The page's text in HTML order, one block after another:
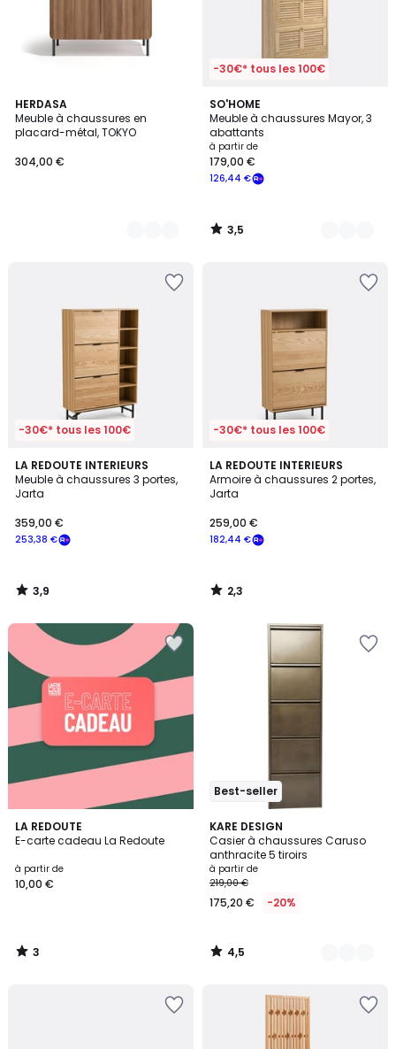
HERDASA
Meuble à chaussures en
placard-métal, TOKYO
304,00 €
3
Couleurs
-30€* tous les 100€
SO'HOME
Meuble à chaussures Mayor, 3
abattants
à partir de
126,44 €
179,00 €
3,5
/ 5
2
Couleurs
3,5
/
-30€* tous les 100€
LA REDOUTE INTERIEURS
Meuble à chaussures 3 portes,
Jarta
253,38 €
359,00 €
3,9
/ 5
3,9
/
-30€* tous les 100€
LA REDOUTE INTERIEURS
Armoire à chaussures 2 portes,
Jarta
182,44 €
259,00 €
2,3
/ 5
2,3
/
LA REDOUTE
E-carte cadeau La Redoute
à partir de
10,00 €
3
/
3
/
Best-seller
KARE DESIGN
Casier à chaussures Caruso
anthracite 5 tiroirs
à partir de
219,00 €
175,20 € -20%
4,5
/ 5
14
Couleurs
4,5
/